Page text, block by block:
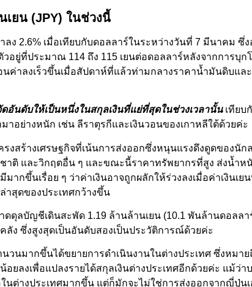
เยน (JPY) ในช่วงนี้
ง 2.6% เมื่อเทียบกับดอลลาร์ในระหว่างวันที่ 7 มีนาคม ซึ่
วอยู่ที่ประมาณ 114 ถึง 115 เยนต่อดอลลาร์หลังจากการบุก
นค่าลงเร็วขึ้นเมื่อสัปดาห์ที่แล้วท่ามกลางราคาน้ำมันดิบแ
ดอันดับให้เป็นหนึ่งในสกุลเงินที่แย่ที่สุดในช่วงเวลานั้นเทียบ
าอย่างหนัก เช่น ลีราตุรกีและเงินวอนของเกาหลีใต้ด้วยค่ะ
งสร้างเศรษฐกิจที่เน้นการส่งออกซึ่งหนุนแรงดึงดูดของนัก
าติ และวิกฤตอื่น ๆ และขณะนี้ราคาทรัพยากรที่สูง ส่งน้ำ
มากขึ้นเรื่อย ๆ ว่าค่าเงินอาจถูกผลักให้ร่วงลงเมื่อค่าเงินเ
าสุดของประเทศกว้างขึ้น
ดุลบัญชีเดินสะพัด 1.19 ล้านล้านเยน (10.1 พันล้านดอลลา
ลัง ซึ่งสูงสุดเป็นอันดับสองเป็นประวัติการณ์ด้วยค่ะ
วนมากขึ้นได้ขยายการดำเนินงานในต่างประเทศ ซึ่งหมา
อยลงเพื่อแปลงรายได้สกุลเงินต่างประเทศอีกด้วยค่ะ แม้ว่า
นต่างประเทศมากขึ้น แต่ก็มักจะไม่ใช่การส่งออกจากญี่ปุ่นเ